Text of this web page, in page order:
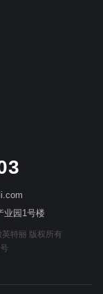
业园1号楼
特丽 版权所有